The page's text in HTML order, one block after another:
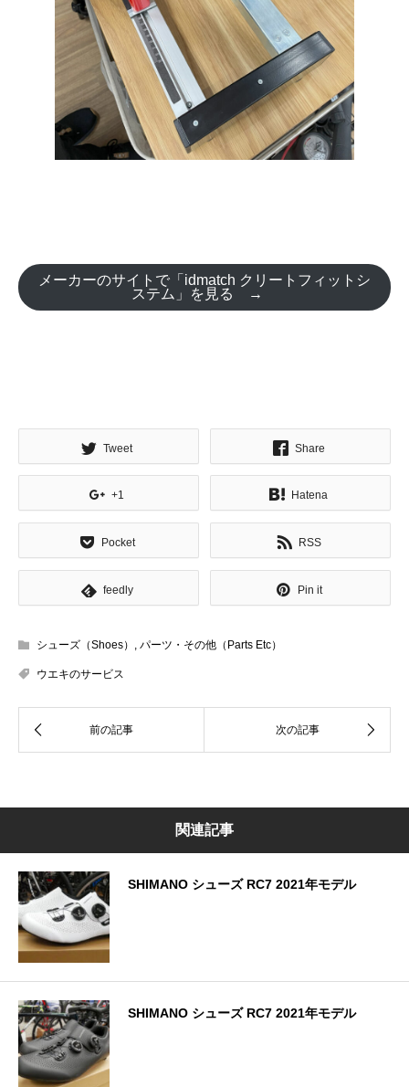
メーカーのサイトで「idmatch クリートフィットシ
ステム」を見る →
Tweet Share
+1 Hatena
Pocket RSS
feedly Pin it
シューズ（Shoes） , パーツ・その他（Parts Etc）
ウエキのサービス
関連記事
SHIMANO シューズ RC7 2021年モデル
SHIMANO シューズ RC7 2021年モデル